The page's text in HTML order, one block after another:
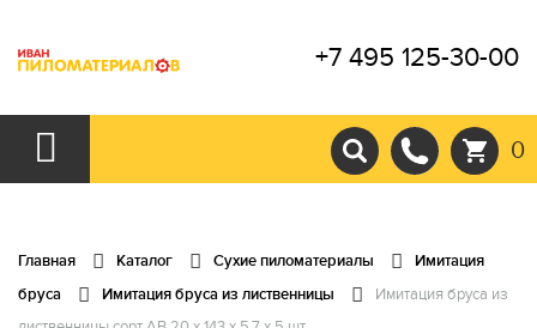
+7 495 125-30-00
0
Главная Каталог Сухие пиломатериалы
Имитация
бруса
Имитация бруса из лиственницы
Имитация бруса из